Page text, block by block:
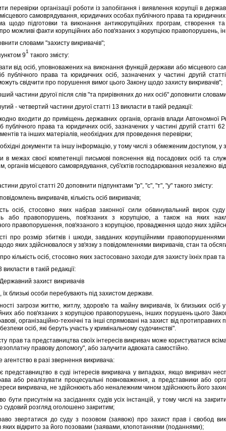
органiзацiї роботи iз запобiгання i виявлення корупцiї в
самоврядування, юридичних особах публiчного права та
щодо пiдготовки та виконання антикорупцiйних програм, створення
можливi факти корупцiйних або пов'язаних з корупцiєю правопорушень,
словами "захисту викривачiв";
9
1
такого змiсту:
вiд осiб, уповноважених на виконання функцiй держави або мiсцевого
публiчного права та юридичних осiб, зазначених у частинi другiй
свiдчити про порушення вимог цього Закону щодо захисту викривачiв";
частини другої пiсля слiв "та прирiвняних до них осiб" доповнити словами
- четвертий частини другої статтi 13 викласти в такiй редакцiї:
входити до примiщень державних органiв, органiв влади Автономної
публiчного права та юридичних осiб, зазначених у частинi другiй статтi
та iнших матерiалiв, необхiдних для проведення перевiрки;
документи та iншу iнформацiю, у тому числi з обмеженим доступом, у
своєї компетенцiї письмовi пояснення вiд посадових осiб та
органiв мiсцевого самоврядування, суб'єктiв господарювання незалежно
другої статтi 20 доповнити пiдпунктами "р", "с", "т", "у" такого змiсту:
викривачiв, кiлькiсть осiб викривачiв;
стосовно яких набрав законної сили обвинувальний вирок
або правопорушень, пов'язаних з корупцiєю, а також на яких
правопорушення, пов'язаного з корупцiєю, провадження щодо яких
розмiр збиткiв i шкоди, завданих корупцiйними правопорушеннями
яких здiйснювалося у зв'язку з повiдомленнями викривачiв, стан та
кiлькiсть осiб, стосовно яких застосовано заходи для захисту їхнiх прав
в такiй редакцiї:
захист викривачiв
близькi особи перебувають пiд захистом держави.
загрози життю, житлу, здоров'ю та майну викривачiв, їх близьких осiб
або пов'язаних з корупцiєю правопорушень, iнших порушень цього
органiзацiйно-технiчнi та iншi спрямованi на захист вiд протиправних
осiб, якi беруть участь у кримiнальному судочинствi".
та представництва своїх iнтересiв викривач може користуватися
правову допомогу", або залучити адвоката самостiйно.
в разi звернення викривача:
в судi iнтересiв викривача у випадках, якщо викривач
або реалiзувати процесуальнi повноваження, а представники або
викривача, не здiйснюють або неналежним чином здiйснюють його
присутнiм на засiданнях судiв усiх iнстанцiй, у тому числi на
судовий розгляд оголошено закритим;
до суду з позовом (заявою) про захист прав i свобод
вiдкрито за його позовами (заявами, клопотаннями (поданнями);